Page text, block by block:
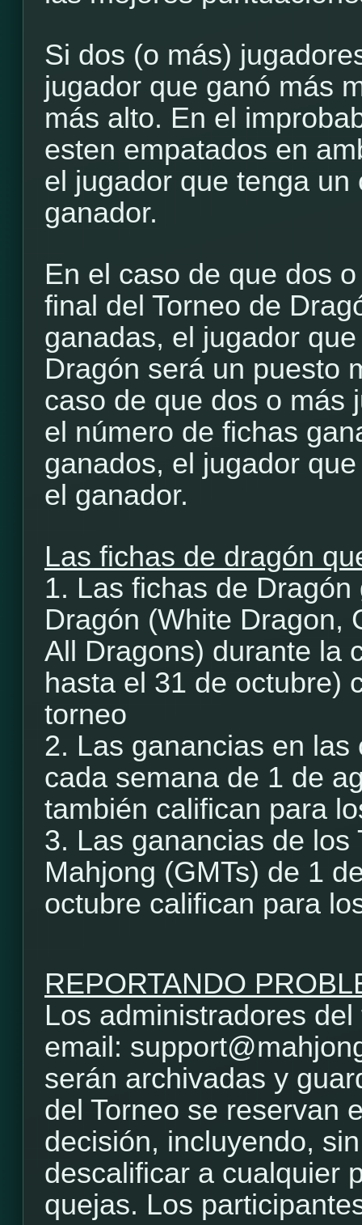
Si dos (o más)
jugador que ganó más
más alto. En el
esten empatados en
el jugador que tenga
ganador.
En el caso de que dos
final del Torneo de
ganadas, el jugador
Dragón será un puesto
caso de que dos o más
el número de fichas
ganados, el jugador
el ganador.
Las fichas de dragón
1. Las fichas de
Dragón (White Dragon,
All Dragons) durante la
hasta el 31 de octubre)
torneo
2. Las ganancias en
cada semana de 1 de
también califican para
3. Las ganancias de los
Mahjong (GMTs) de 1
octubre califican para
REPORTANDO
Los administradores
email:
serán archivadas y
del Torneo se reservan
decisión, incluyendo,
descalificar a cualquier
quejas. Los